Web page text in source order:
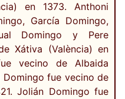
en 1373. Anthoni
García Domingo,
Domingo y Pere
Xátiva (València) en
vecino de Albaida
Domingo fue vecino de
Jolián Domingo fue